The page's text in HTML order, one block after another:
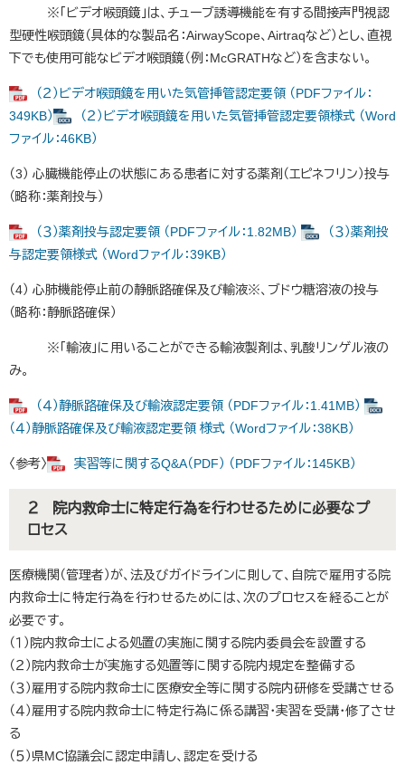
※「ビデオ喉頭鏡」は、チューブ誘導機能を有する間接声門視認
型硬性喉頭鏡（具体的な製品名：AirwayScope、Airtraqなど）とし、直視
下でも使用可能なビデオ喉頭鏡（例：McGRATHなど）を含まない。
（２）ビデオ喉頭鏡を用いた気管挿管認定要領 （PDFファイル：
349KB）
（２）ビデオ喉頭鏡を用いた気管挿管認定要領様式 （Word
ファイル：46KB）
（3） 心臓機能停止の状態にある患者に対する薬剤（エピネフリン）投与
（略称：薬剤投与）
（３）薬剤投与認定要領 （PDFファイル：1.82MB）
（３）薬剤投
与認定要領様式 （Wordファイル：39KB）
（4） 心肺機能停止前の静脈路確保及び輸液※、ブドウ糖溶液の投与
（略称：静脈路確保）
※「輸液」に用いることができる輸液製剤は、乳酸リンゲル液の
み。
（４）静脈路確保及び輸液認定要領 （PDFファイル：1.41MB）
（４）静脈路確保及び輸液認定要領 様式 （Wordファイル：38KB）
〈参考〉 実習等に関するQ&A（PDF） （PDFファイル：145KB）
２ 院内救命士に特定行為を行わせるために必要なプ
ロセス
医療機関（管理者）が、法及びガイドラインに則して、自院で雇用する院
内救命士に特定行為を行わせるためには、次のプロセスを経ることが
必要です。
（１）院内救命士による処置の実施に関する院内委員会を設置する
（２）院内救命士が実施する処置等に関する院内規定を整備する
（３）雇用する院内救命士に医療安全等に関する院内研修を受講させる
（４）雇用する院内救命士に特定行為に係る講習・実習を受講・修了させ
る
（５）県MC協議会に認定申請し、認定を受ける